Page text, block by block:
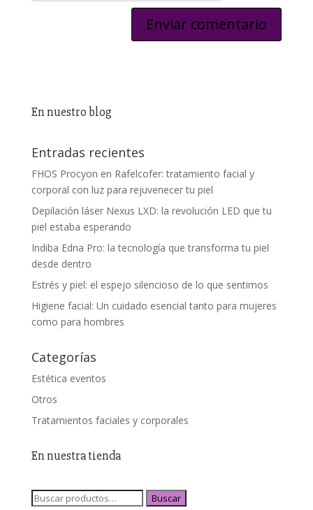
En nuestro blog
Entradas recientes
FHOS Procyon en Rafelcofer: tratamiento facial y
corporal con luz para rejuvenecer tu piel
Depilación láser Nexus LXD: la revolución LED que tu
piel estaba esperando
Indiba Edna Pro: la tecnología que transforma tu piel
desde dentro
Estrés y piel: el espejo silencioso de lo que sentimos
Higiene facial: Un cuidado esencial tanto para mujeres
como para hombres
Categorías
Estética eventos
Otros
Tratamientos faciales y corporales
En nuestra tienda
Buscar